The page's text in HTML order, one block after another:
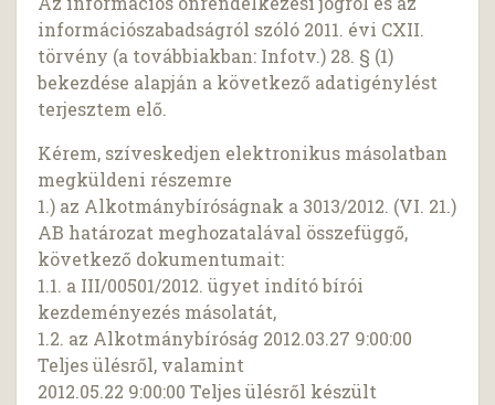
információszabadságról szóló 2011. évi CXII.
törvény (a továbbiakban: Infotv.) 28. § (1)
bekezdése alapján a következő adatigénylést
terjesztem elő.
Kérem, szíveskedjen elektronikus másolatban
megküldeni részemre
1.) az Alkotmánybíróságnak a 3013/2012. (VI. 21.)
AB határozat meghozatalával összefüggő,
következő dokumentumait:
1.1. a III/00501/2012. ügyet indító bírói
kezdeményezés másolatát,
1.2. az Alkotmánybíróság 2012.03.27 9:00:00
Teljes ülésről, valamint
2012.05.22 9:00:00 Teljes ülésről készült